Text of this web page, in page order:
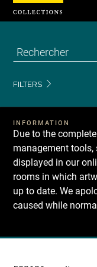
FILTERS
INFORMATION
Due to the
management
displayed in our
rooms in which
up to date. We
caused while
Recherche
Cookies management